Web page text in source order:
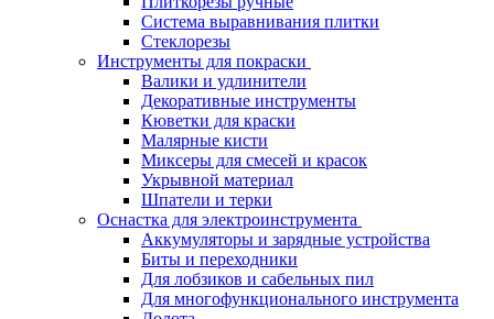
Система выравнивания плитки
Стеклорезы
Инструменты для покраски
Валики и удлинители
Декоративные инструменты
Кюветки для краски
Малярные кисти
Миксеры для смесей и красок
Укрывной материал
Шпатели и терки
Оснастка для электроинструмента
Аккумуляторы и зарядные устройства
Биты и переходники
Для лобзиков и сабельных пил
Для многофункционального инструмента